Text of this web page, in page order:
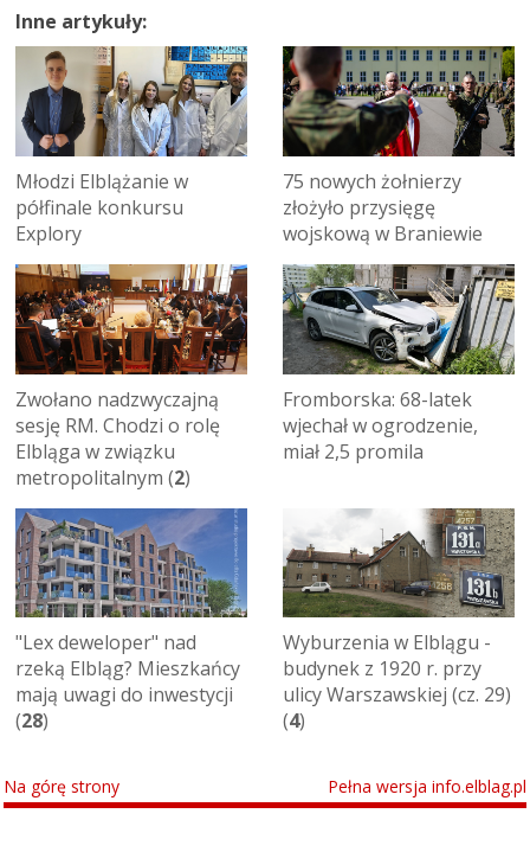
Inne artykuły:
Młodzi Elblążanie w
półfinale konkursu
Explory
75 nowych żołnierzy
złożyło przysięgę
wojskową w Braniewie
Zwołano nadzwyczajną
sesję RM. Chodzi o rolę
Elbląga w związku
metropolitalnym (2)
Fromborska: 68-latek
wjechał w ogrodzenie,
miał 2,5 promila
"Lex deweloper" nad
rzeką Elbląg? Mieszkańcy
mają uwagi do inwestycji
(28)
Wyburzenia w Elblągu -
budynek z 1920 r. przy
ulicy Warszawskiej (cz. 29)
(4)
Na górę strony Pełna wersja info.elblag.pl